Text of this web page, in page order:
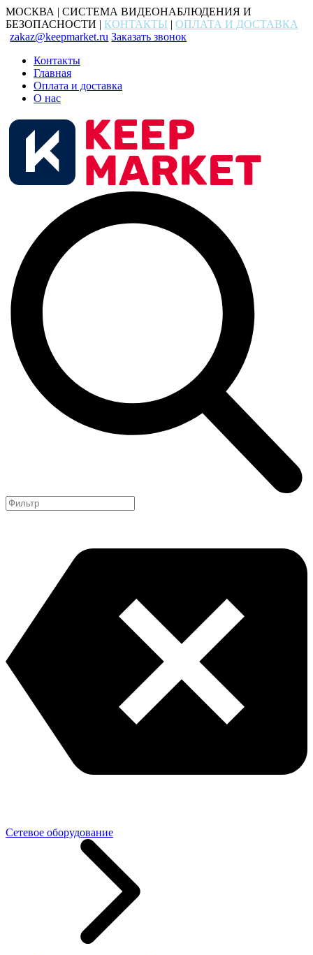
МОСКВА | СИСТЕМА ВИДЕОНАБЛЮДЕНИЯ И
БЕЗОПАСНОСТИ | КОНТАКТЫ | ОПЛАТА И ДОСТАВКА
zakaz@keepmarket.ru Заказать звонок
Контакты
Главная
Оплата и доставка
О нас
Сетевое оборудование